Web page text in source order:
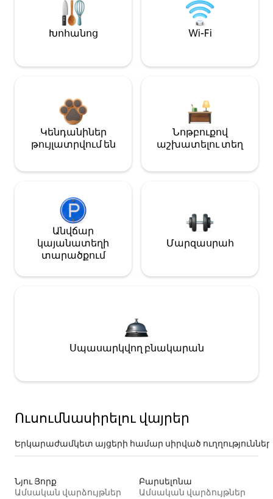
Խոհանոց Wi-Fi
Կենդանիներ
թույլատրվում են
Նոթբուքով
աշխատելու տեղ
Անվճար
կայանատեղի
տարածքում
Մարզասրահ
Սպասարկվող բնակարան
Ուսումնասիրելու վայրեր
Երկարաժամկետ այցերի համար սիրված ուղղություններ
Նյու Յորք
Ամսական վարձույթներ
Բարսելոնա
Ամսական վարձույթներ